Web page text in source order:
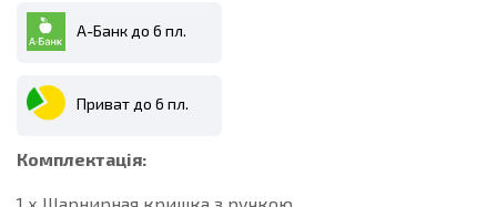
А-Банк до 6 пл.
Приват до 6 пл.
Комплектація: